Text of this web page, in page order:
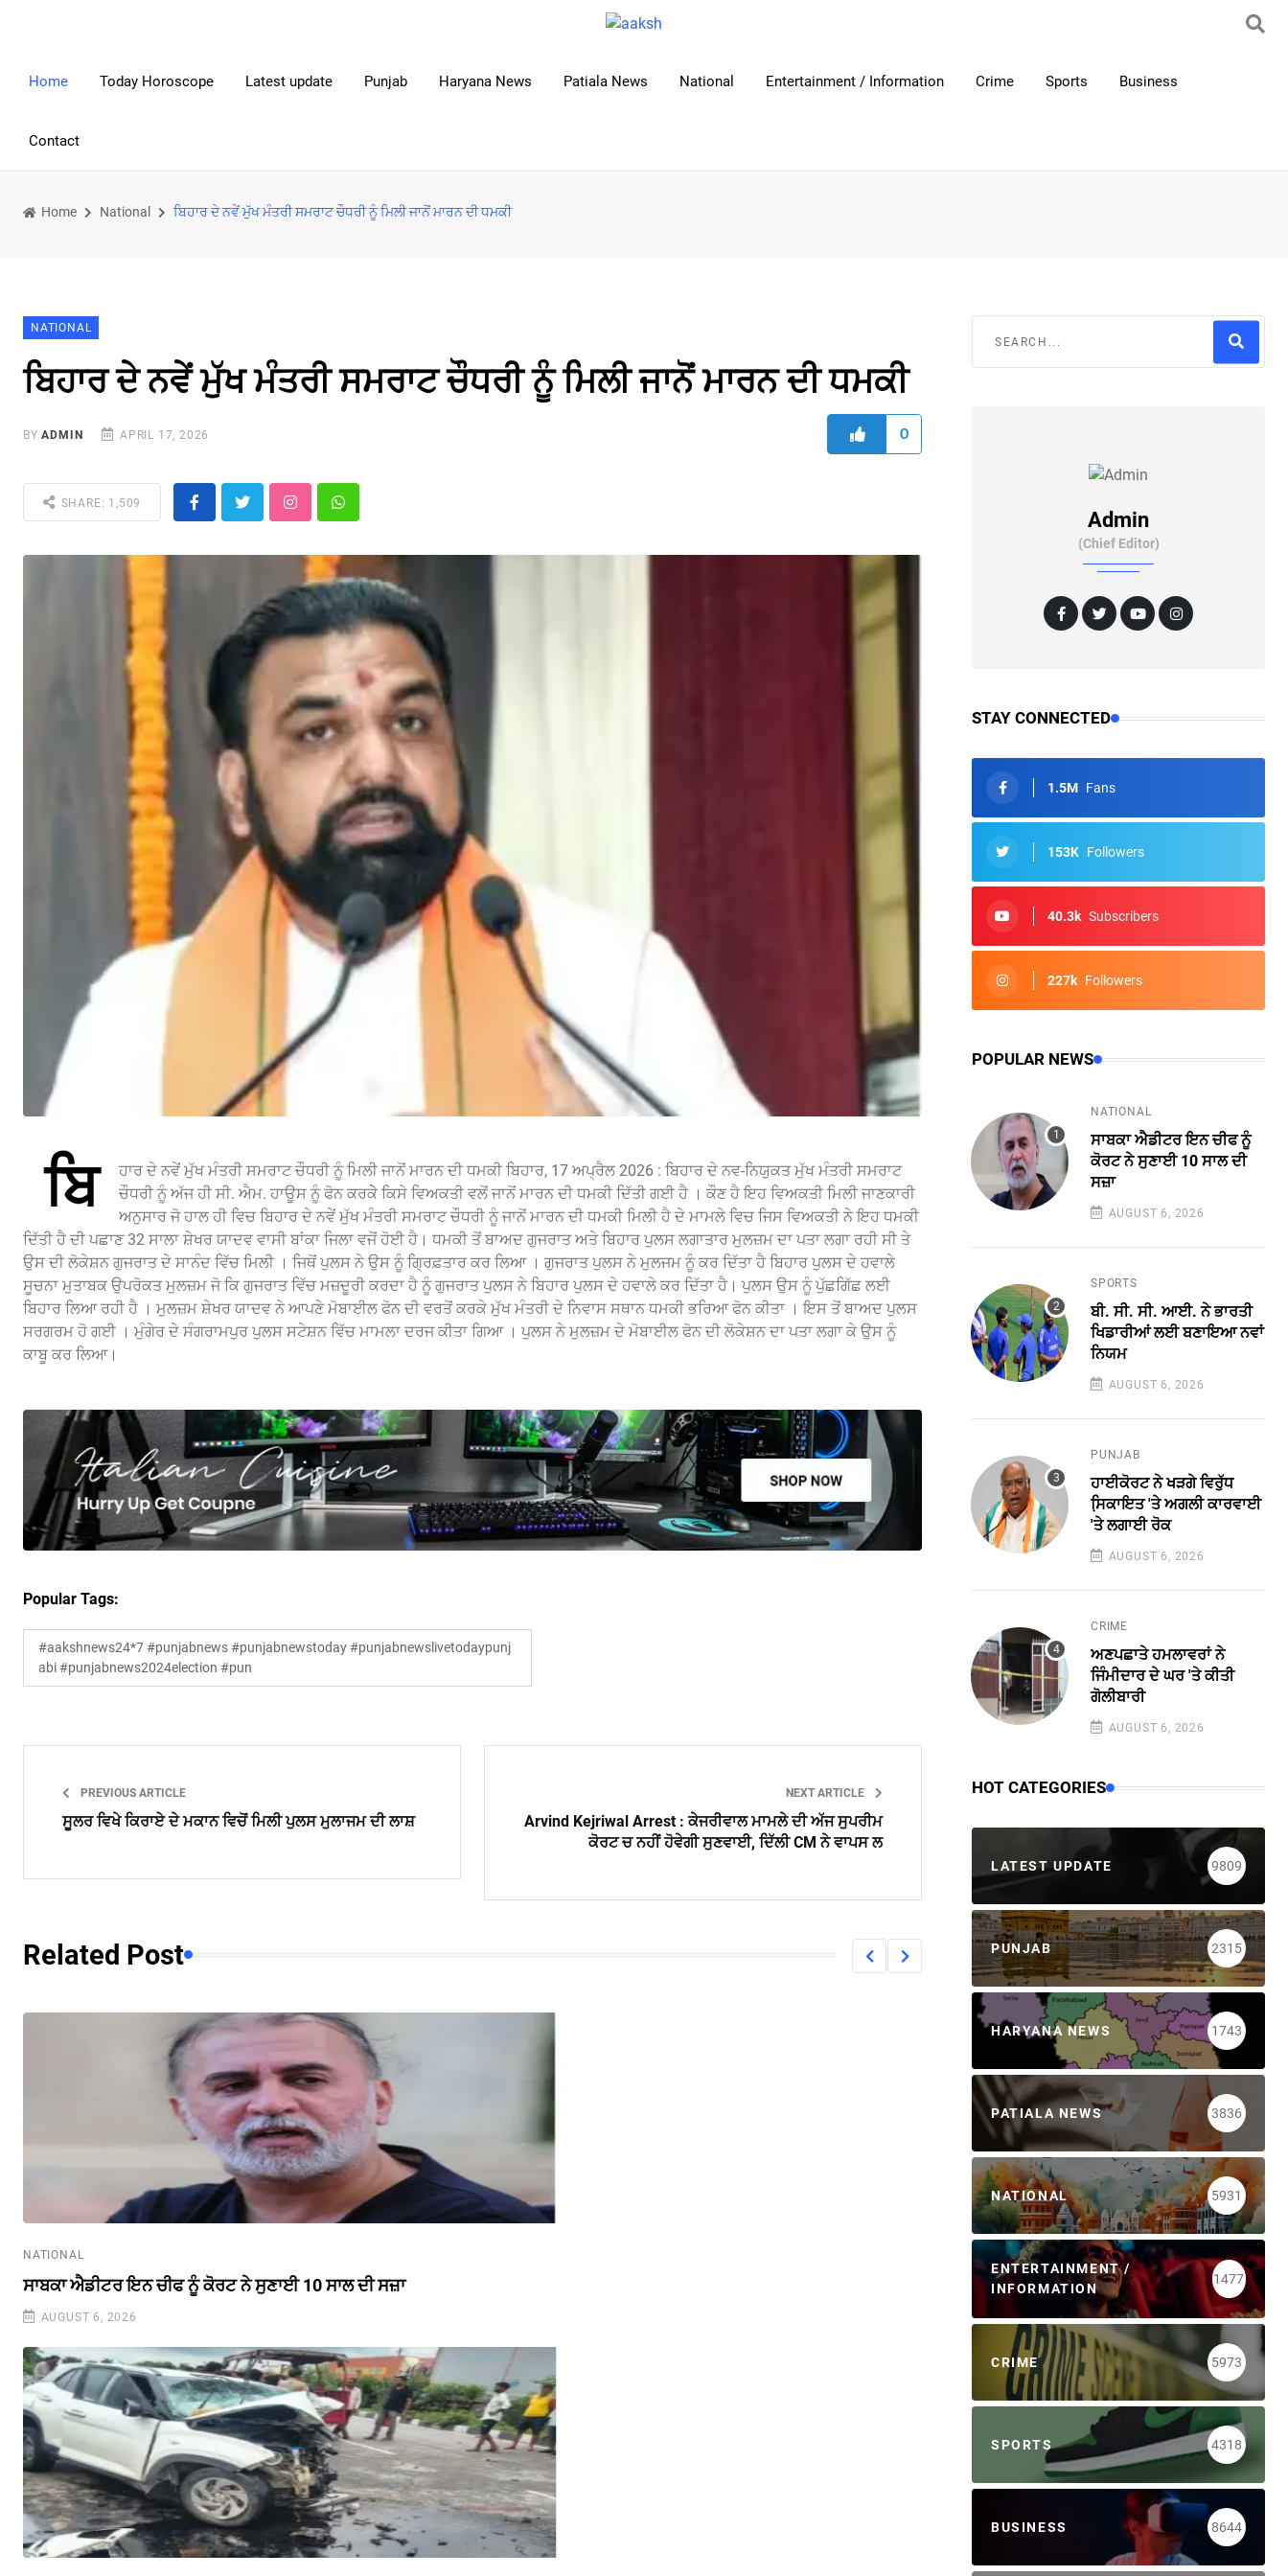
Home Today Horoscope Latest update Punjab Haryana News Patiala News National Entertainment / Information Crime Sports Business
Contact
Home National ਬਿਹਾਰ ਦੇ ਨਵੇਂ ਮੁੱਖ ਮੰਤਰੀ ਸਮਰਾਟ ਚੌਧਰੀ ਨੂੰ ਮਿਲੀ ਜਾਨੋਂ ਮਾਰਨ ਦੀ ਧਮਕੀ
NATIONAL
ਬਿਹਾਰ ਦੇ ਨਵੇਂ ਮੁੱਖ ਮੰਤਰੀ ਸਮਰਾਟ ਚੌਧਰੀ ਨੂੰ ਮਿਲੀ ਜਾਨੋਂ ਮਾਰਨ ਦੀ ਧਮਕੀ
BYADMIN APRIL 17, 2026 0
SHARE: 1,509
ਬਿ
ਹਾਰ ਦੇ ਨਵੇਂ ਮੁੱਖ ਮੰਤਰੀ ਸਮਰਾਟ ਚੌਧਰੀ ਨੂੰ ਮਿਲੀ ਜਾਨੋਂ ਮਾਰਨ ਦੀ ਧਮਕੀ ਬਿਹਾਰ, 17 ਅਪ੍ਰੈਲ 2026 : ਬਿਹਾਰ ਦੇ ਨਵ-ਨਿਯੁਕਤ ਮੁੱਖ ਮੰਤਰੀ ਸਮਰਾਟ
ਚੌਧਰੀ ਨੂੰ ਅੱਜ ਹੀ ਸੀ. ਐਮ. ਹਾਊਸ ਨੂੰ ਫੋਨ ਕਰਕੇੇ ਕਿਸੇ ਵਿਅਕਤੀ ਵਲੋਂ ਜਾਨੋਂ ਮਾਰਨ ਦੀ ਧਮਕੀ ਦਿੱਤੀ ਗਈ ਹੈ । ਕੌਣ ਹੈ ਇਹ ਵਿਅਕਤੀ ਮਿਲੀ ਜਾਣਕਾਰੀ
ਅਨੁਸਾਰ ਜੋ ਹਾਲ ਹੀ ਵਿਚ ਬਿਹਾਰ ਦੇ ਨਵੇਂ ਮੁੱਖ ਮੰਤਰੀ ਸਮਰਾਟ ਚੌਧਰੀ ਨੂੰ ਜਾਨੋਂ ਮਾਰਨ ਦੀ ਧਮਕੀ ਮਿਲੀ ਹੈ ਦੇ ਮਾਮਲੇ ਵਿਚ ਜਿਸ ਵਿਅਕਤੀ ਨੇ ਇਹ ਧਮਕੀ
ਦਿੱਤੀ ਹੈ ਦੀ ਪਛਾਣ 32 ਸਾਲਾ ਸ਼ੇਖਰ ਯਾਦਵ ਵਾਸੀ ਬਾਂਕਾ ਜਿਲਾ ਵਜੋਂ ਹੋਈ ਹੈ। ਧਮਕੀ ਤੋਂ ਬਾਅਦ ਗੁਜਰਾਤ ਅਤੇ ਬਿਹਾਰ ਪੁਲਸ ਲਗਾਤਾਰ ਮੁਲਜ਼ਮ ਦਾ ਪਤਾ ਲਗਾ ਰਹੀ ਸੀ ਤੇ
ਉਸ ਦੀ ਲੋਕੇਸ਼ਨ ਗੁਜਰਾਤ ਦੇ ਸਾਨੰਦ ਵਿੱਚ ਮਿਲੀ । ਜਿਥੋਂ ਪੁਲਸ ਨੇ ਉਸ ਨੂੰ ਗ੍ਰਿਫ਼ਤਾਰ ਕਰ ਲਿਆ । ਗੁਜਰਾਤ ਪੁਲਸ ਨੇ ਮੁਲਜਮ ਨੂੰ ਕਰ ਦਿੱਤਾ ਹੈ ਬਿਹਾਰ ਪੁਲਸ ਦੇ ਹਵਾਲੇ
ਸੂਚਨਾ ਮੁਤਾਬਕ ਉਪਰੋਕਤ ਮੁਲਜ਼ਮ ਜੋ ਕਿ ਗੁਜਰਾਤ ਵਿੱਚ ਮਜ਼ਦੂਰੀ ਕਰਦਾ ਹੈ ਨੂੰ ਗੁਜਰਾਤ ਪੁਲਸ ਨੇ ਬਿਹਾਰ ਪੁਲਸ ਦੇ ਹਵਾਲੇ ਕਰ ਦਿੱਤਾ ਹੈ। ਪੁਲਸ ਉਸ ਨੂੰ ਪੁੱਛਗਿੱਛ ਲਈ
ਬਿਹਾਰ ਲਿਆ ਰਹੀ ਹੈ । ਮੁਲਜ਼ਮ ਸ਼ੇਖਰ ਯਾਦਵ ਨੇ ਆਪਣੇ ਮੋਬਾਈਲ ਫੋਨ ਦੀ ਵਰਤੋਂ ਕਰਕੇ ਮੁੱਖ ਮੰਤਰੀ ਦੇ ਨਿਵਾਸ ਸਥਾਨ ਧਮਕੀ ਭਰਿਆ ਫੋਨ ਕੀਤਾ । ਇਸ ਤੋਂ ਬਾਅਦ ਪੁਲਸ
ਸਰਗਰਮ ਹੋ ਗਈ । ਮੁੰਗੇਰ ਦੇ ਸੰਗਰਾਮਪੁਰ ਪੁਲਸ ਸਟੇਸ਼ਨ ਵਿੱਚ ਮਾਮਲਾ ਦਰਜ ਕੀਤਾ ਗਿਆ । ਪੁਲਸ ਨੇ ਮੁਲਜ਼ਮ ਦੇ ਮੋਬਾਈਲ ਫੋਨ ਦੀ ਲੋਕੇਸ਼ਨ ਦਾ ਪਤਾ ਲਗਾ ਕੇ ਉਸ ਨੂੰ
ਕਾਬੂ ਕਰ ਲਿਆ।
Popular Tags:
#aakshnews24*7 #punjabnews #punjabnewstoday #punjabnewslivetodaypunj
abi #punjabnews2024election #pun
PREVIOUS ARTICLE
ਸੂਲਰ ਵਿਖੇ ਕਿਰਾਏ ਦੇ ਮਕਾਨ ਵਿਚੋਂ ਮਿਲੀ ਪੁਲਸ ਮੁਲਾਜਮ ਦੀ ਲਾਸ਼
NEXT ARTICLE
Arvind Kejriwal Arrest : ਕੇਜਰੀਵਾਲ ਮਾਮਲੇ ਦੀ ਅੱਜ ਸੁਪਰੀਮ
ਕੋਰਟ ਚ ਨਹੀਂ ਹੋਵੇਗੀ ਸੁਣਵਾਈ, ਦਿੱਲੀ CM ਨੇ ਵਾਪਸ ਲ
Related Post
NATIONAL
ਸਾਬਕਾ ਐਡੀਟਰ ਇਨ ਚੀਫ ਨੂੰ ਕੋਰਟ ਨੇ ਸੁਣਾਈ 10 ਸਾਲ ਦੀ ਸਜ਼ਾ
AUGUST 6, 2026
Admin
(Chief Editor)
STAY CONNECTED
1.5M Fans
153K Followers
40.3k Subscribers
227k Followers
POPULAR NEWS
NATIONAL
ਸਾਬਕਾ ਐਡੀਟਰ ਇਨ ਚੀਫ ਨੂੰ
ਕੋਰਟ ਨੇ ਸੁਣਾਈ 10 ਸਾਲ ਦੀ
ਸਜ਼ਾ
AUGUST 6, 2026
SPORTS
ਬੀ. ਸੀ. ਸੀ. ਆਈ. ਨੇ ਭਾਰਤੀ
ਖਿਡਾਰੀਆਂ ਲਈ ਬਣਾਇਆ ਨਵਾਂ
ਨਿਯਮ
AUGUST 6, 2026
PUNJAB
ਹਾਈਕੋਰਟ ਨੇ ਖੜਗੇ ਵਿਰੁੱਧ
ਸਿ਼ਕਾਇਤ 'ਤੇ ਅਗਲੀ ਕਾਰਵਾਈ
'ਤੇ ਲਗਾਈ ਰੋਕ
AUGUST 6, 2026
CRIME
ਅਣਪਛਾਤੇ ਹਮਲਾਵਰਾਂ ਨੇ
ਜਿੰਮੀਦਾਰ ਦੇ ਘਰ 'ਤੇ ਕੀਤੀ
ਗੋਲੀਬਾਰੀ
AUGUST 6, 2026
HOT CATEGORIES
LATEST UPDATE 9809
PUNJAB 2315
HARYANA NEWS 1743
PATIALA NEWS 3836
NATIONAL 5931
ENTERTAINMENT /
INFORMATION
1477
CRIME 5973
SPORTS 4318
BUSINESS 8644